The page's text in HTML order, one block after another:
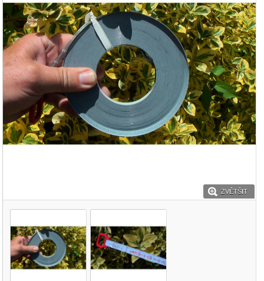
ZVĚTŠIT